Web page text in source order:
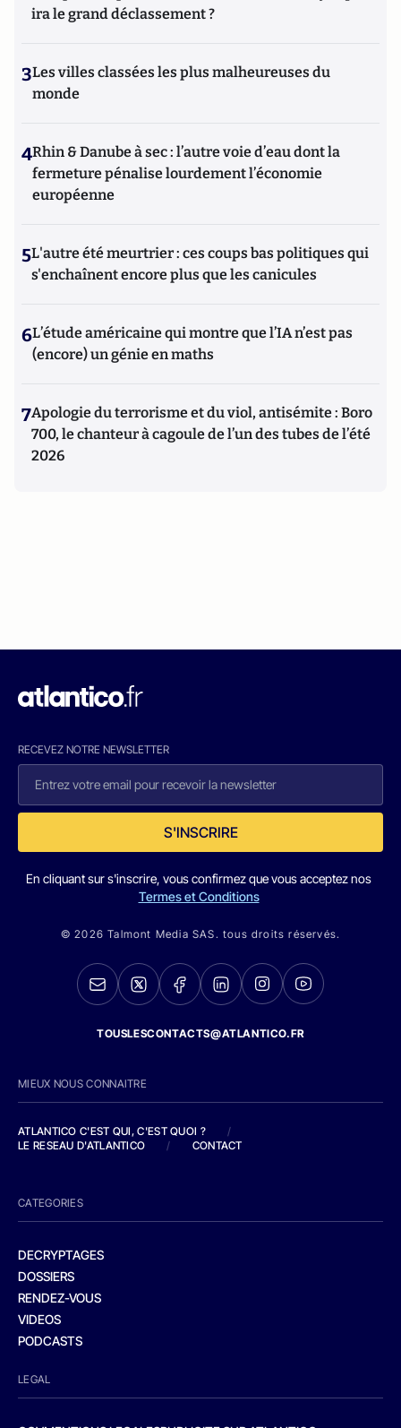
ira le grand déclassement ?
3Les villes classées les plus malheureuses du
monde
4Rhin & Danube à sec : l’autre voie d’eau dont la
fermeture pénalise lourdement l’économie
européenne
5L'autre été meurtrier : ces coups bas politiques qui
s'enchaînent encore plus que les canicules
6L’étude américaine qui montre que l’IA n’est pas
(encore) un génie en maths
7Apologie du terrorisme et du viol, antisémite : Boro
700, le chanteur à cagoule de l’un des tubes de l’été
2026
RECEVEZ NOTRE NEWSLETTER
S'INSCRIRE
En cliquant sur s'inscrire, vous confirmez que vous acceptez nos
Termes et Conditions
© 2026 Talmont Media SAS. tous droits réservés.
TOUSLESCONTACTS@ATLANTICO.FR
MIEUX NOUS CONNAITRE
ATLANTICO C'EST QUI, C'EST QUOI ?
/
LE RESEAU D'ATLANTICO
/ CONTACT
CATEGORIES
DECRYPTAGES
DOSSIERS
RENDEZ-VOUS
VIDEOS
PODCASTS
LEGAL